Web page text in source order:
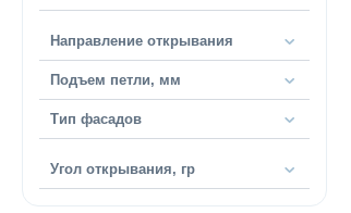
Серия Maxi
Направление открывания
Подъем петли, мм
Тип фасадов
Угол открывания, гр